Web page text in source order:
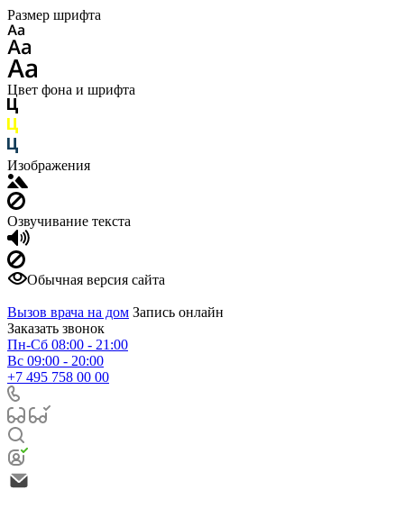
Размер шрифта
Цвет фона и шрифта
Изображения
Озвучивание текста
Обычная версия сайта
Вызов врача на дом Запись онлайн
Заказать звонок
Пн-Сб 08:00 - 21:00
Вс 09:00 - 20:00
+7 495 758 00 00